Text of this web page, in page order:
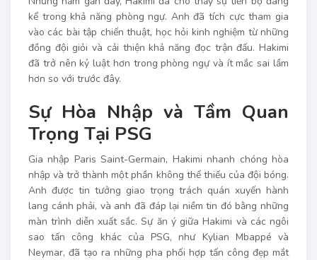
kể trong khả năng phòng ngự. Anh đã tích cực tham gia
vào các bài tập chiến thuật, học hỏi kinh nghiệm từ những
đồng đội giỏi và cải thiện khả năng đọc trận đấu. Hakimi
đã trở nên kỷ luật hơn trong phòng ngự và ít mắc sai lầm
hơn so với trước đây.
Sự Hòa Nhập và Tầm Quan
Trọng Tại PSG
Gia nhập Paris Saint-Germain, Hakimi nhanh chóng hòa
nhập và trở thành một phần không thể thiếu của đội bóng.
Anh được tin tưởng giao trọng trách quán xuyến hành
lang cánh phải, và anh đã đáp lại niềm tin đó bằng những
màn trình diễn xuất sắc. Sự ăn ý giữa Hakimi và các ngôi
sao tấn công khác của PSG, như Kylian Mbappé và
Neymar, đã tạo ra những pha phối hợp tấn công đẹp mắt